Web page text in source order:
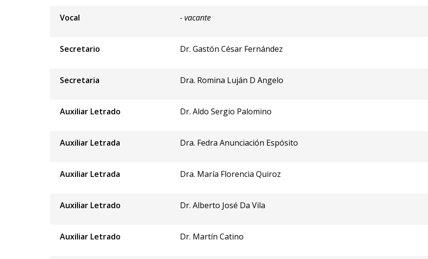
Vocal - vacante
Secretario Dr. Gastón César Fernández
Secretaria Dra. Romina Luján D Angelo
Auxiliar Letrado Dr. Aldo Sergio Palomino
Auxiliar Letrada Dra. Fedra Anunciación Espósito
Auxiliar Letrada Dra. María Florencia Quiroz
Auxiliar Letrado Dr. Alberto José Da Vila
Auxiliar Letrado Dr. Martín Catino